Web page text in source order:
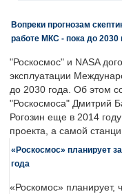
Вопреки прогнозам
работе МКС - пока до 2030
"Роскосмос" и NASA
эксплуатации
до 2030 года. Об этом
"Роскосмоса" Дмитрий
Рогозин еще в 2014
проекта, а самой
«Роскосмос» планирует
года
«Роскомос» планирует,